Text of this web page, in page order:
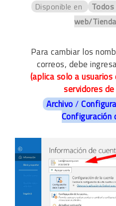
Disponible en
web/
Para cambiar los
correos, debe
(aplica solo a
servidores
Archivo/
Configuración